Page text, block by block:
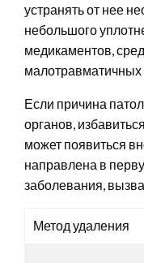
устранять от нее
небольшого
медикаментов,
Если причина
органов,
может появиться
направлена в
заболевания,
Метод удаления